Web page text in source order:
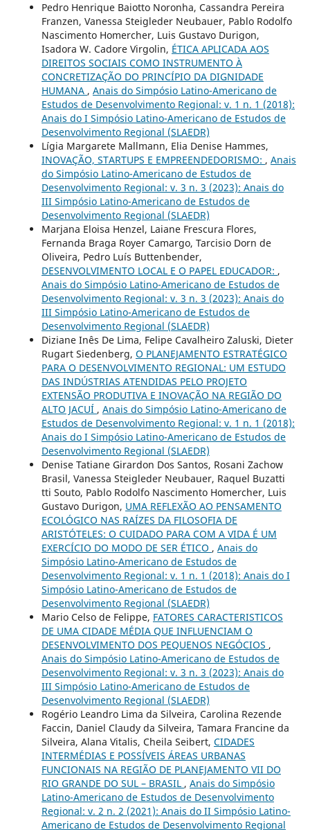
Pedro Henrique Baiotto Noronha, Cassandra Pereira
Franzen, Vanessa Steigleder Neubauer, Pablo Rodolfo
Nascimento Homercher, Luis Gustavo Durigon,
Isadora W. Cadore Virgolin, ÉTICA APLICADA AOS
DIREITOS SOCIAIS COMO INSTRUMENTO À
CONCRETIZAÇÃO DO PRINCÍPIO DA DIGNIDADE
HUMANA , Anais do Simpósio Latino-Americano de
Estudos de Desenvolvimento Regional: v. 1 n. 1 (2018):
Anais do I Simpósio Latino-Americano de Estudos de
Desenvolvimento Regional (SLAEDR)
Lígia Margarete Mallmann, Elia Denise Hammes,
INOVAÇÃO, STARTUPS E EMPREENDEDORISMO: , Anais
do Simpósio Latino-Americano de Estudos de
Desenvolvimento Regional: v. 3 n. 3 (2023): Anais do
III Simpósio Latino-Americano de Estudos de
Desenvolvimento Regional (SLAEDR)
Marjana Eloisa Henzel, Laiane Frescura Flores,
Fernanda Braga Royer Camargo, Tarcisio Dorn de
Oliveira, Pedro Luís Buttenbender,
DESENVOLVIMENTO LOCAL E O PAPEL EDUCADOR: ,
Anais do Simpósio Latino-Americano de Estudos de
Desenvolvimento Regional: v. 3 n. 3 (2023): Anais do
III Simpósio Latino-Americano de Estudos de
Desenvolvimento Regional (SLAEDR)
Diziane Inês De Lima, Felipe Cavalheiro Zaluski, Dieter
Rugart Siedenberg, O PLANEJAMENTO ESTRATÉGICO
PARA O DESENVOLVIMENTO REGIONAL: UM ESTUDO
DAS INDÚSTRIAS ATENDIDAS PELO PROJETO
EXTENSÃO PRODUTIVA E INOVAÇÃO NA REGIÃO DO
ALTO JACUÍ , Anais do Simpósio Latino-Americano de
Estudos de Desenvolvimento Regional: v. 1 n. 1 (2018):
Anais do I Simpósio Latino-Americano de Estudos de
Desenvolvimento Regional (SLAEDR)
Denise Tatiane Girardon Dos Santos, Rosani Zachow
Brasil, Vanessa Steigleder Neubauer, Raquel Buzatti
tti Souto, Pablo Rodolfo Nascimento Homercher, Luis
Gustavo Durigon, UMA REFLEXÃO AO PENSAMENTO
ECOLÓGICO NAS RAÍZES DA FILOSOFIA DE
ARISTÓTELES: O CUIDADO PARA COM A VIDA É UM
EXERCÍCIO DO MODO DE SER ÉTICO , Anais do
Simpósio Latino-Americano de Estudos de
Desenvolvimento Regional: v. 1 n. 1 (2018): Anais do I
Simpósio Latino-Americano de Estudos de
Desenvolvimento Regional (SLAEDR)
Mario Celso de Felippe, FATORES CARACTERISTICOS
DE UMA CIDADE MÉDIA QUE INFLUENCIAM O
DESENVOLVIMENTO DOS PEQUENOS NEGÓCIOS ,
Anais do Simpósio Latino-Americano de Estudos de
Desenvolvimento Regional: v. 3 n. 3 (2023): Anais do
III Simpósio Latino-Americano de Estudos de
Desenvolvimento Regional (SLAEDR)
Rogério Leandro Lima da Silveira, Carolina Rezende
Faccin, Daniel Claudy da Silveira, Tamara Francine da
Silveira, Alana Vitalis, Cheila Seibert, CIDADES
INTERMÉDIAS E POSSÍVEIS ÁREAS URBANAS
FUNCIONAIS NA REGIÃO DE PLANEJAMENTO VII DO
RIO GRANDE DO SUL – BRASIL , Anais do Simpósio
Latino-Americano de Estudos de Desenvolvimento
Regional: v. 2 n. 2 (2021): Anais do II Simpósio Latino-
Americano de Estudos de Desenvolvimento Regional